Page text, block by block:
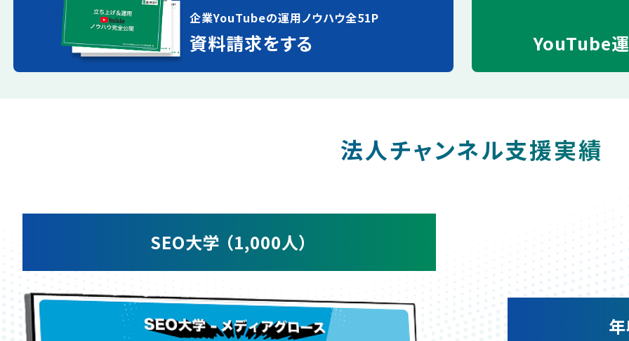
企業YouTubeの運用ノウハウ全51P
資料請求をする YouTube
法人チャンネル支援実績
SEO大学 （1,000人）